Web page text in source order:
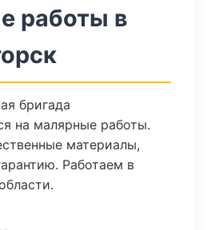
работы в
бригада
на малярные работы.
материалы,
Работаем в